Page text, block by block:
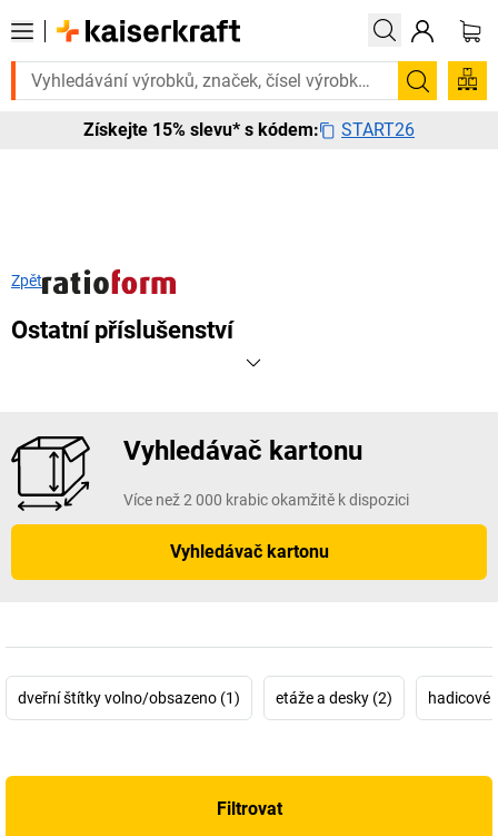
urgentně? Vybrané bestsellery doručíme do 72 hodin. Prohlédněte
Hledání
Získejte 15% slevu* s kódem: START26
Zpět
Ostatní příslušenství
Vyhledávač kartonu
Více než 2 000 krabic okamžitě k dispozici
Vyhledávač kartonu
dveřní štítky volno/obsazeno (1) etáže a desky (2) hadicové
Filtrovat